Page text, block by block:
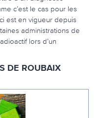
c’est le cas pour les
est en vigueur depuis
administrations de
lors d’un
DE ROUBAIX